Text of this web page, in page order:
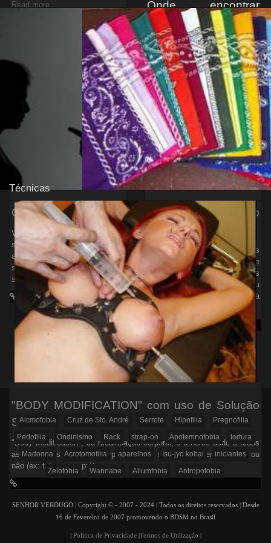
Read more
Como lidar com o
preconceito no meio?
Com indiferença. O preconceito
nada mais é do que um
mecanismo de censura. Você
se incomodando com isso só
estará fortalecendo a posição
do preconceituoso. Dê de
ombros e viva sua opção da
melhor maneira possível.
Onde encontrar
parceiros para um
primeiro encontro?
Aqui no Portal SENHOR
VERDUGO, sempre que
ocorrem encontros reais, eu os
divulgo na área My Dark Life.
Outro local para você encontrar
praticantes é no Chat do UOL
na área sadomasoquismo.
Infelizmente por lá existem
muitos curiosos que apenas…
Read more
Ciúmes
Você já se deparou com aquela
situação em que o "TOP" quer
as suas senhas das redes
sociais? Quando ele deseja
saber com quem você…
Código do lenço
(Hanky Code)
Código do lenço ou código das
bandanas é uma maneira de
indicar, geralmente entre gays
que buscam sexo ocasional ou
praticantes de BDSM na
subcultura do…
Técnicas
"BODY MODIFICATION" com uso de Solução
Salina
"Body Modification", ou modificação corporal, é o nome dado a todas
as alterações feitas no corpo humano, sejam elas permanentes ou
não (ex: tatuagens, próteses…
Aicmofobia Cruz de Sto. André Serrote Hipofilia
Pregnofilia
Pedofilia
Ondinismo Rack strap-on Apotemnofobia
tortura
Madonna
Acrotomofilia aparelhos Isu-jyo kohai
iniciantes
Zelofobia
Wannabe Aliumfobia Antropofobia
SENHOR VERDUGO | Copyright © - 2007 - 2024 | Todos os direitos reservados | Desde
16 de Fevereiro de 2007 promovendo o BDSM no Brasil
Política de Privacidade| Termos de Utilização